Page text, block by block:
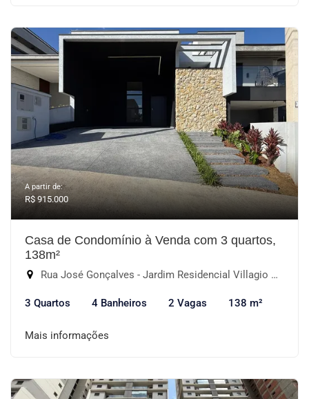
A partir de:
R$ 915.000
Casa de Condomínio à Venda com 3 quartos,
138m²
Rua José Gonçalves - Jardim Residencial Villagio Wanel, Sorocaba-SP
3 Quartos 4 Banheiros 2 Vagas 138 m²
Mais informações